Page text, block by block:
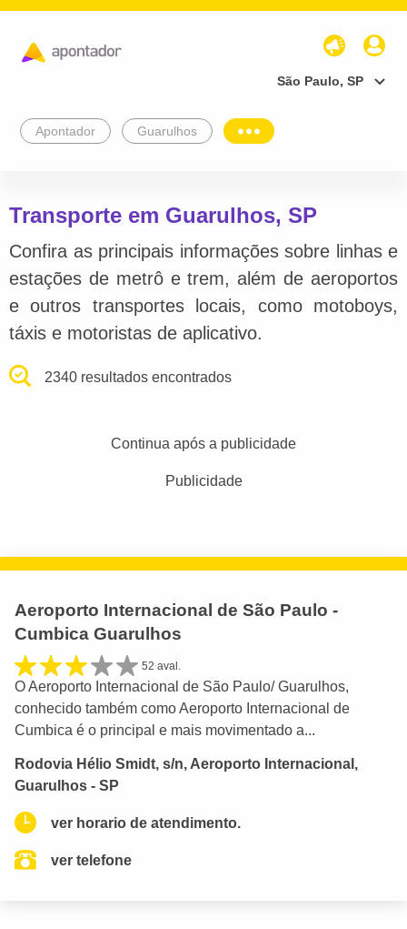
São Paulo, SP
Apontador Guarulhos
Transporte em Guarulhos, SP
Confira as principais informações sobre linhas e
estações de metrô e trem, além de aeroportos
e outros transportes locais, como motoboys,
táxis e motoristas de aplicativo.
2340 resultados encontrados
Continua após a publicidade
Publicidade
Aeroporto Internacional de São Paulo -
Cumbica Guarulhos
52 aval.
O Aeroporto Internacional de São Paulo/ Guarulhos,
conhecido também como Aeroporto Internacional de
Cumbica é o principal e mais movimentado a...
Rodovia Hélio Smidt, s/n, Aeroporto Internacional,
Guarulhos - SP
ver horario de atendimento.
ver telefone